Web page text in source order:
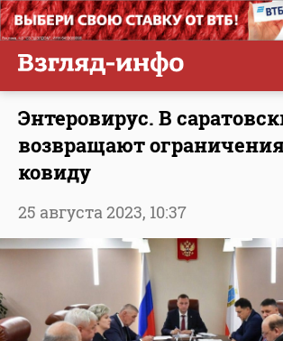
Энтеровирус. В
возвращают
ковиду
25 августа 2023, 10:37